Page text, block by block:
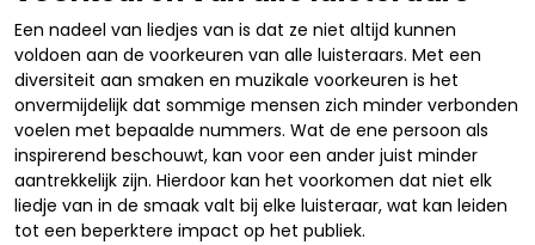
Een nadeel van liedjes van is dat ze niet altijd kunnen
voldoen aan de voorkeuren van alle luisteraars. Met een
diversiteit aan smaken en muzikale voorkeuren is het
onvermijdelijk dat sommige mensen zich minder verbonden
voelen met bepaalde nummers. Wat de ene persoon als
inspirerend beschouwt, kan voor een ander juist minder
aantrekkelijk zijn. Hierdoor kan het voorkomen dat niet elk
liedje van in de smaak valt bij elke luisteraar, wat kan leiden
tot een beperktere impact op het publiek.